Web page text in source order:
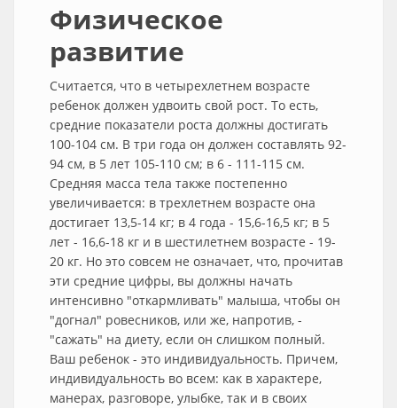
Физическое
развитие
Считается, что в четырехлетнем возрасте
ребенок должен удвоить свой рост. То есть,
средние показатели роста должны достигать
100-104 см. В три года он должен составлять 92-
94 см, в 5 лет 105-110 см; в 6 - 111-115 см.
Средняя масса тела также постепенно
увеличивается: в трехлетнем возрасте она
достигает 13,5-14 кг; в 4 года - 15,6-16,5 кг; в 5
лет - 16,6-18 кг и в шестилетнем возрасте - 19-
20 кг. Но это совсем не означает, что, прочитав
эти средние цифры, вы должны начать
интенсивно "откармливать" малыша, чтобы он
"догнал" ровесников, или же, напротив, -
"сажать" на диету, если он слишком полный.
Ваш ребенок - это индивидуальность. Причем,
индивидуальность во всем: как в характере,
манерах, разговоре, улыбке, так и в своих